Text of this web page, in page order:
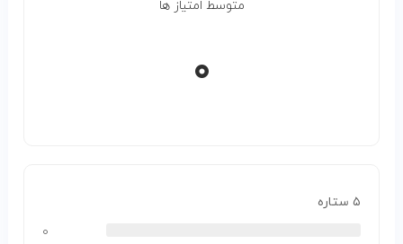
متوسط امتیاز ها
۰
۵ ستاره
۰